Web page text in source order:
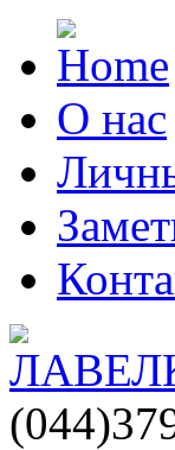
О нас